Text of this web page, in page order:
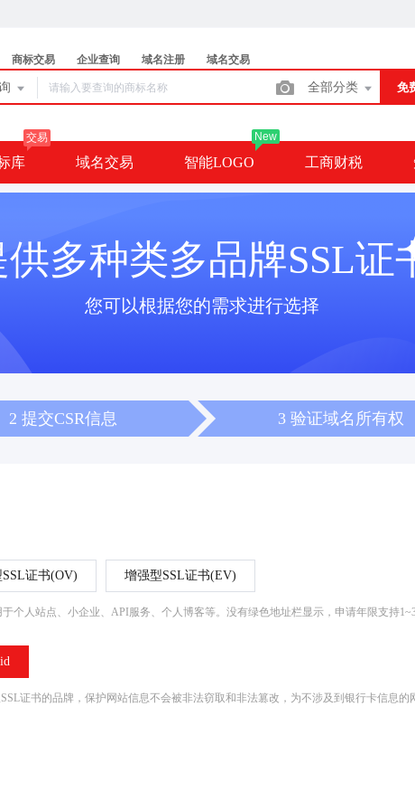
商标交易 企业查询 域名注册 域名交易
全部分类 免
库
交易
域名交易 智能LOGO
New
工商财税
供多种类多品牌SSL证
您可以根据您的需求进行选择
2 提交CSR信息 3 验证域名所有权
证书(OV) 增强型SSL证书(EV)
个人站点、小企业、API服务、个人博客等。没有绿色地址栏显示，申请年限支持1~3
证书的品牌，保护网站信息不会被非法窃取和非法篡改，为不涉及到银行卡信息的